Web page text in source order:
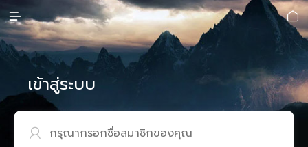
 
เข้าสู่ระบบ
